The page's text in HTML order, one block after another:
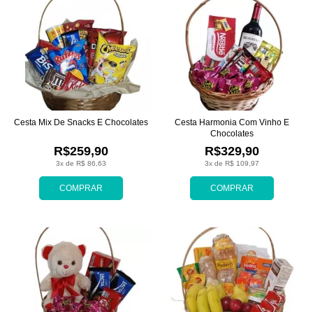
COMPRAR
3x de R$ 86,63
R$259,90
Cesta Mix De Snacks E Chocolates
COMPRAR
3x de R$ 109,97
R$329,90
Cesta Harmonia Com Vinho E
Chocolates